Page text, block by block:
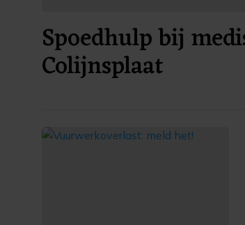
Spoedhulp bij
Colijnsplaat